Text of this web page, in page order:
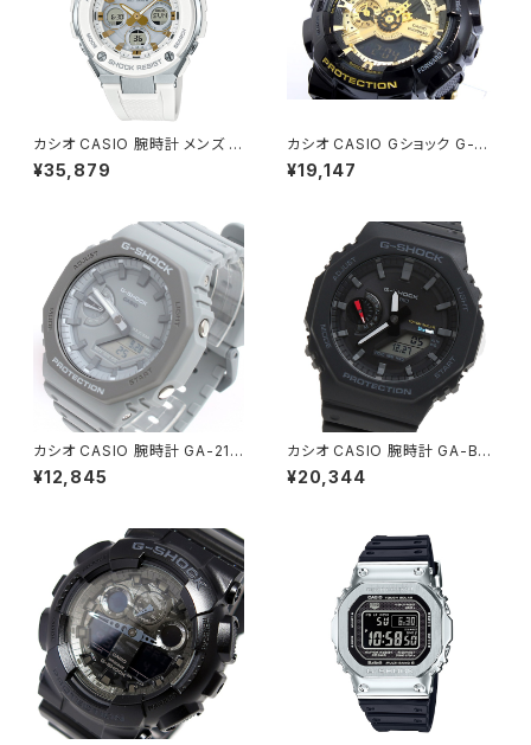
カシオ CASIO 腕時計 メンズ G
ST-W300-7AJF G-SHOCK
クォーツ シルバー ホワイト国内
¥35,879
カシオ CASIO Gショック G-SH
OCK ハイパーカラーズ 腕時計
GA-110GB-１A ゴールド
¥19,147
カシオ CASIO 腕時計 GA-211
0ET-8A メンズ レディース Gシ
ョック G-SHOCK クォーツ グレ
¥12,845
カシオ CASIO 腕時計 GA-B21
00-1A メンズ Gショック G-SH
OCK タフソーラー ブラック
¥20,344